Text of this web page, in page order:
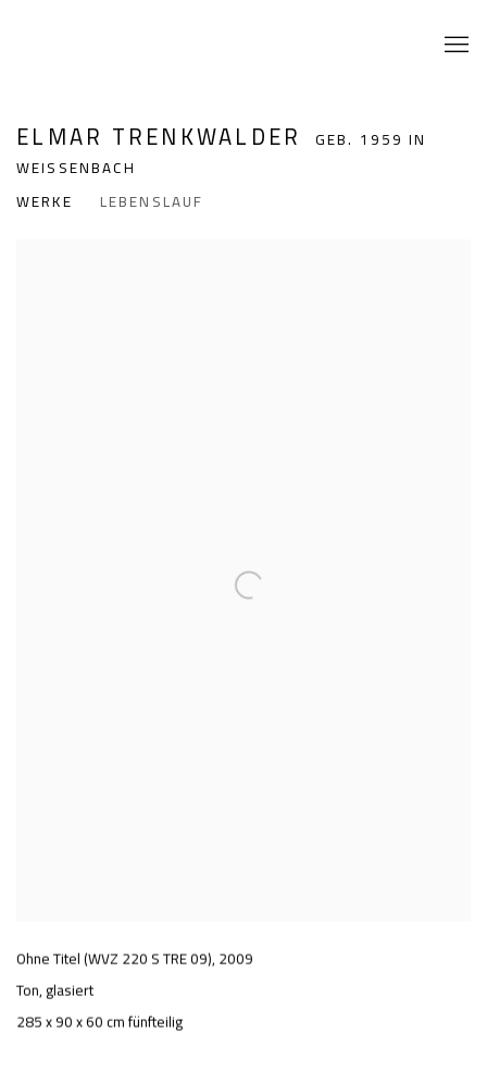
ELMAR TRENKWALDER
GEB. 1959 IN
WEISSENBACH
WERKE
LEBENSLAUF
Ohne Titel (WVZ 220 S TRE 09),2009
Ton, glasiert
285 x 90 x 60 cm fünfteilig